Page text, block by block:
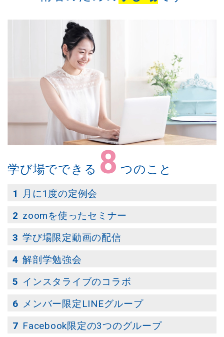
学び場でできる 8つのこと
月に1度の定例会
zoomを使ったセミナー
学び場限定動画の配信
解剖学勉強会
インスタライブのコラボ
メンバー限定LINEグループ
Facebook限定の3つのグループ